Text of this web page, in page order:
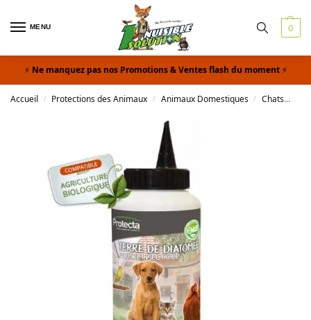
MENU 0
Ne manquez pas nos Promotions & Ventes flash du moment
Accueil / Protections des Animaux / Animaux Domestiques / Chats